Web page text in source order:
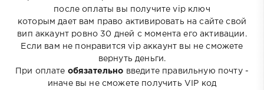
после оплаты вы получите vip ключ
которым дает вам право активировать на сайте свой
вип аккаунт ровно 30 дней с момента его активации.
Если вам не понравится vip аккаунт вы не сможете
вернуть деньги.
При оплате обязательно введите правильную почту -
иначе вы не сможете получить VIP код